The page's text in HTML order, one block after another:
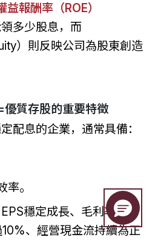
益報酬率（ROE）
多少股息，而
）則反映公司為股東創造
優質存股的重要特徵
配息的企業，通常具備：
。
穩定成長、毛利率維持
、經營現金流持續為正